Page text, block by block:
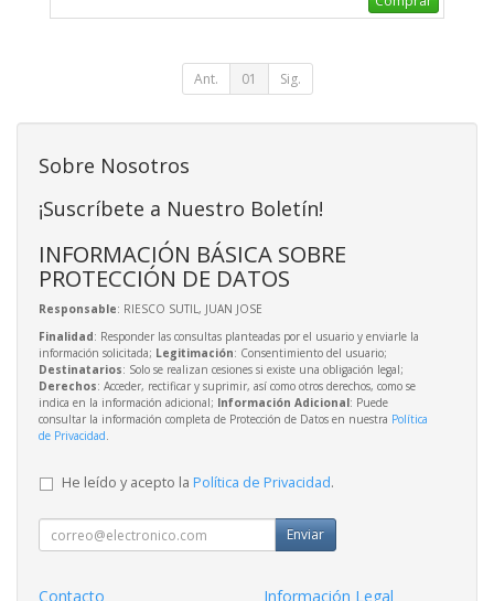
Ant. 01 Sig.
Sobre Nosotros
¡Suscríbete a Nuestro Boletín!
INFORMACIÓN BÁSICA SOBRE
PROTECCIÓN DE DATOS
Responsable: RIESCO SUTIL, JUAN JOSE
Finalidad: Responder las consultas planteadas por el usuario y enviarle la
información solicitada; Legitimación: Consentimiento del usuario;
Destinatarios: Solo se realizan cesiones si existe una obligación legal;
Derechos: Acceder, rectificar y suprimir, así como otros derechos, como se
indica en la información adicional; Información Adicional: Puede
consultar la información completa de Protección de Datos en nuestra Política
de Privacidad.
He leído y acepto la Política de Privacidad.
Enviar
Contacto Información Legal